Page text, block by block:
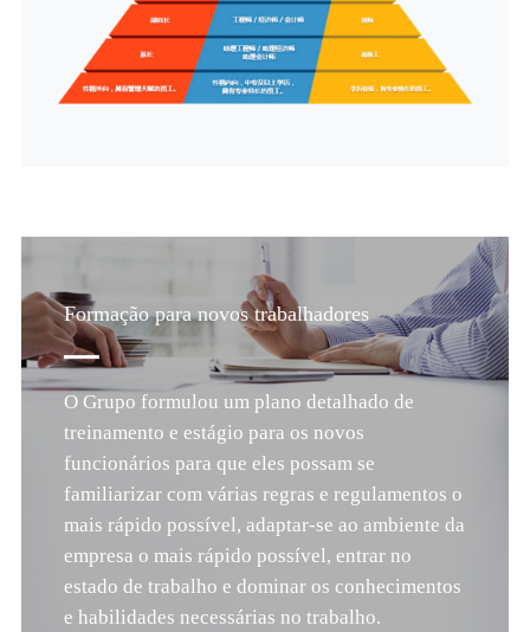
Formação para novos trabalhadores
O Grupo formulou um plano detalhado de
treinamento e estágio para os novos
funcionários para que eles possam se
familiarizar com várias regras e regulamentos o
mais rápido possível, adaptar-se ao ambiente da
empresa o mais rápido possível, entrar no
estado de trabalho e dominar os conhecimentos
e habilidades necessárias no trabalho.